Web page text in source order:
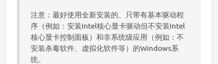
注意：最好使用全新安装的、只带有基本驱动程
序（例如：安装Intel核心显卡驱动但不安装Intel
核心显卡控制面板）和非系统级应用（例如：不
安装杀毒软件、虚拟化软件等）的Windows系
统。